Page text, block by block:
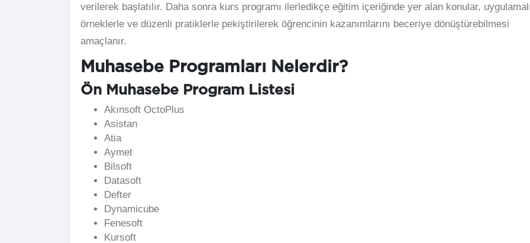
verilerek başlatılır. Daha sonra kurs programı ilerledikçe eğitim içeriğinde yer alan konular, uygulamalı
örneklerle ve düzenli pratiklerle pekiştirilerek öğrencinin kazanımlarını beceriye dönüştürebilmesi
amaçlanır.
Muhasebe Programları Nelerdir?
Ön Muhasebe Program Listesi
Akınsoft OctoPlus
Asistan
Atia
Aymet
Bilsoft
Datasoft
Defter
Dynamicube
Fenesoft
Kursoft